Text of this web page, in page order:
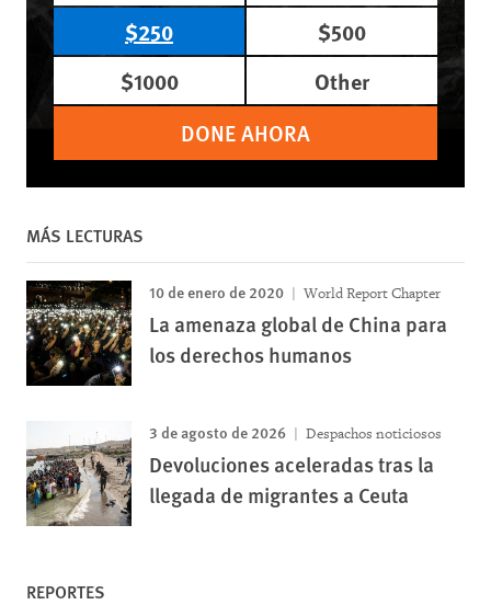
$250
$500
$1000
Other
DONE AHORA
MÁS LECTURAS
10 de enero de 2020 World Report Chapter
La amenaza global de China para
los derechos humanos
3 de agosto de 2026 Despachos noticiosos
Devoluciones aceleradas tras la
llegada de migrantes a Ceuta
REPORTES